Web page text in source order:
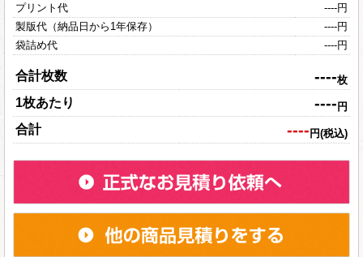
プリント代
----円
製版代（納品日から1年保存）
----円
袋詰め代
----円
合計枚数 ----枚
1枚あたり ----円
合計 ----円(税込)